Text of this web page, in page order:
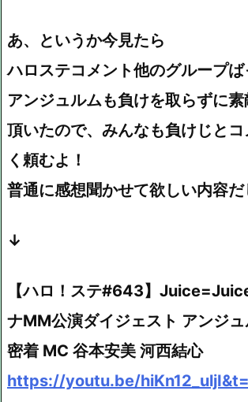
あ、というか今見たら
ハロステコメント他のグループば
アンジュルムも負けを取らずに
頂いたので、みんなも負けじと
く頼むよ！
普通に感想聞かせて欲しい内容だ
↓
【ハロ！ステ#643】
ナMM公演ダイジェスト アンジ
密着 MC 谷本安美 河西結心
https://youtu.be/